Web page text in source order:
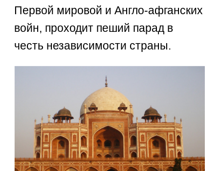
Первой мировой и Англо-афганских
войн, проходит пеший парад в
честь независимости страны.